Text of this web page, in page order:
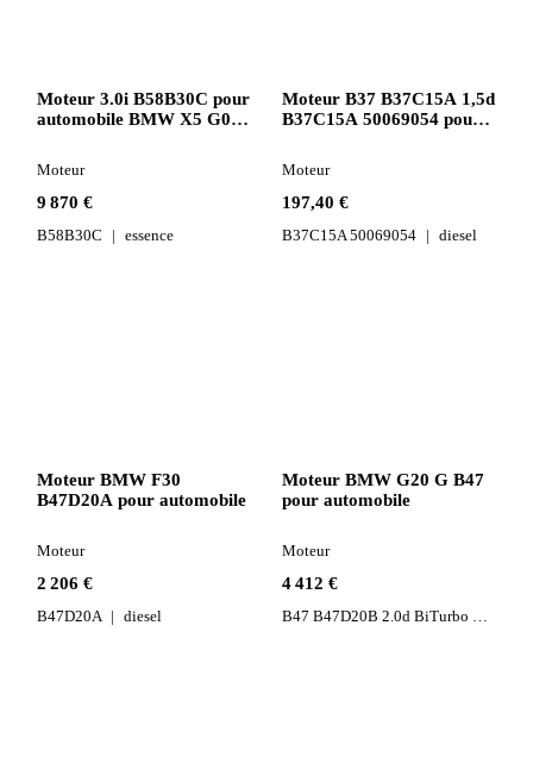
Moteur 3.0i B58B30C pour
automobile BMW X5 G05
9 870 €
Moteur
B58B30C essence
Moteur B37 B37C15A 1,5d
B37C15A 50069054 pour
BMW F45
197,40 €
Moteur
B37C15A 50069054 diesel
Moteur BMW F30
B47D20A pour automobile
2 206 €
Moteur
B47D20A diesel
Moteur BMW G20 G B47
pour automobile
4 412 €
Moteur
B47 B47D20B 2.0d BiTurbo